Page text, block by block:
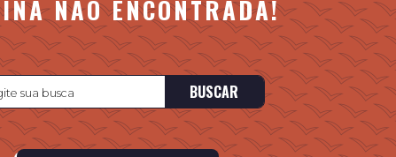
NÃO ENCONTRADA!
BUSCAR